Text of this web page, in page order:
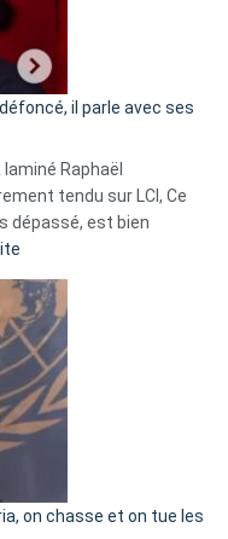
«
C’est
fake
news
»
il parle avec ses
Raphaël
tendu sur LCI, Ce
dépassé, est bien
Erik
Tegnér
exulte
:
« Zemmour
a
tout
parle
on chasse et on tue les